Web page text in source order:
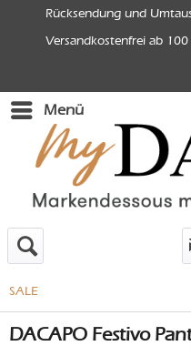
Rücksendung und
Versandkostenfrei ab
Menü
SALE
DACAPO Festivo